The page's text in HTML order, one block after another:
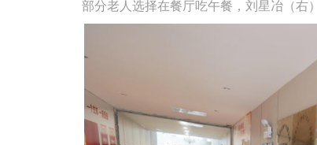
部分老人选择在餐厅吃午餐，刘星冶（右